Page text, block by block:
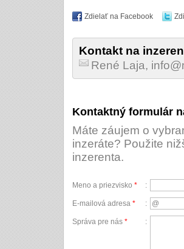
Zdielať na Facebook
Kontakt na
René Laja,
Kontaktný formulár
Máte záujem o
inzeráte? Použite
inzerenta.
Meno a priezvisko * :
E-mailová adresa * :
Správa pre nás * :